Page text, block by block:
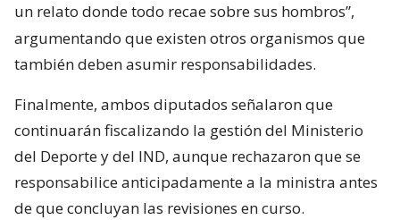
un relato donde todo recae sobre sus hombros”,
argumentando que existen otros organismos que
también deben asumir responsabilidades.
Finalmente, ambos diputados señalaron que
continuarán fiscalizando la gestión del Ministerio
del Deporte y del IND, aunque rechazaron que se
responsabilice anticipadamente a la ministra antes
de que concluyan las revisiones en curso.